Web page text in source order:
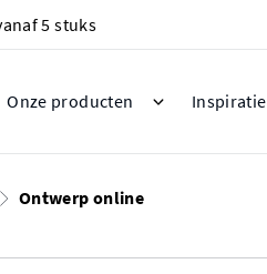
5 stuks
Onze producten Inspiratie
Ontwerp online